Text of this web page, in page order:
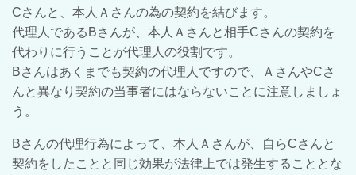
Cさんと、本人Ａさんの為の契約を結びます。
代理人であるBさんが、本人Ａさんと相手Cさんの契約を
代わりに行うことが代理人の役割です。
Bさんはあくまでも契約の代理人ですので、ＡさんやCさ
んと異なり契約の当事者にはならないことに注意しましょ
う。
Bさんの代理行為によって、本人Ａさんが、自らCさんと
契約をしたことと同じ効果が法律上では発生することとな